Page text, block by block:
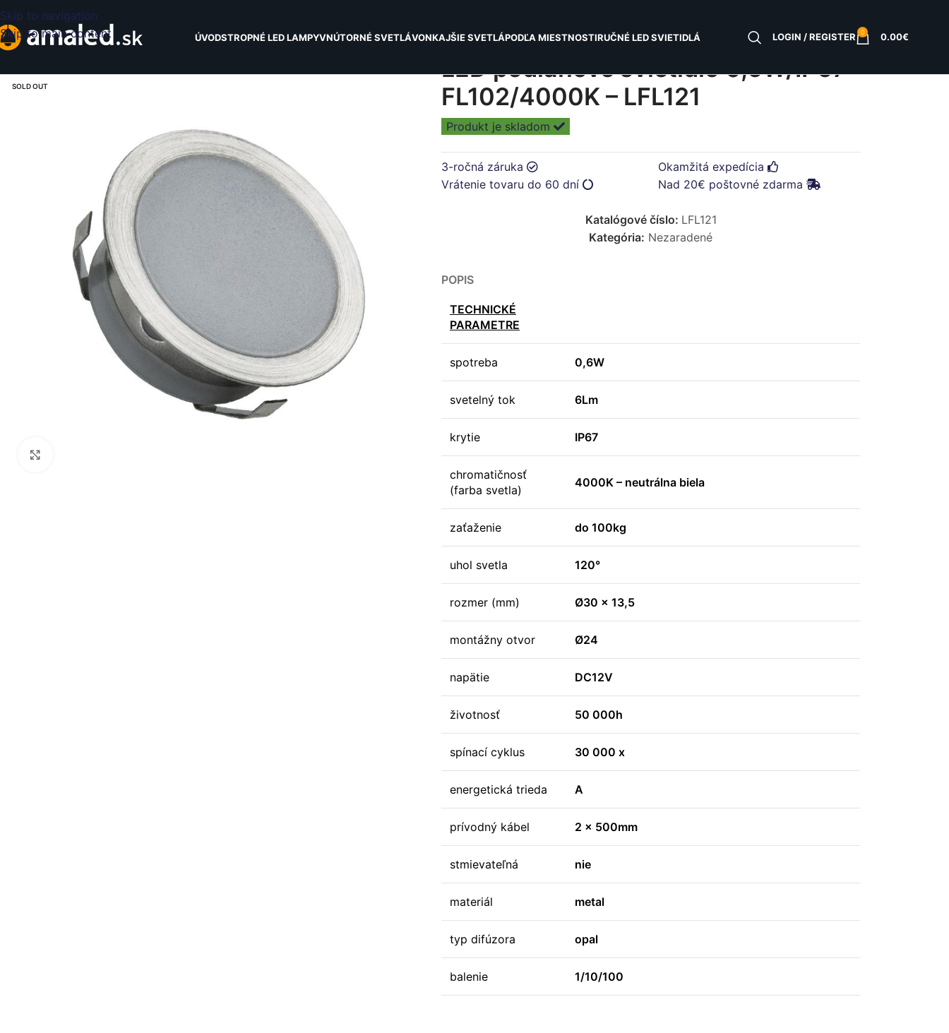
Skip to navigation
Skip to main content
ÚVODSTROPNÉ LED LAMPYVNÚTORNÉ SVETLÁVONKAJŠIE SVETLÁPODĽA MIESTNOSTIRUČNÉ LED SVIETIDLÁ LOGIN / REGISTER 0 0.00€
SOLD OUT
LED podlahové svietidlo 0,6W/IP67
FL102/4000K – LFL121
Produkt je skladom
3-ročná záruka
Vrátenie tovaru do 60 dní
Okamžitá expedícia
Nad 20€ poštovné zdarma
Katalógové číslo: LFL121
Kategória: Nezaradené
POPIS
TECHNICKÉ
PARAMETRE
spotreba 0,6W
svetelný tok 6Lm
krytie IP67
chromatičnosť
(farba svetla)
4000K – neutrálna biela
zaťaženie do 100kg
uhol svetla 120°
rozmer (mm) Ø30 x 13,5
montážny otvor Ø24
napätie DC12V
životnosť 50 000h
spínací cyklus 30 000 x
energetická trieda A
prívodný kábel 2 x 500mm
stmievateľná nie
materiál metal
typ difúzora opal
balenie 1/10/100